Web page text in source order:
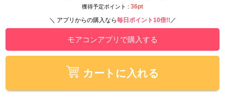
獲得予定ポイント : 36pt
＼ アプリからの購入なら毎日ポイント10倍!! ／
モアコンアプリで購入する
カートに入れる